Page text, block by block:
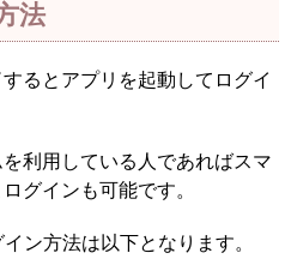
法
るとアプリを起動してログイ
利用している人であればスマ
グインも可能です。
ン方法は以下となります。